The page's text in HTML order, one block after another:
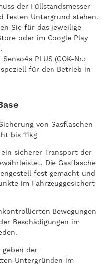
der Füllstandsmesser
festen Untergrund stehen.
Sie für das jeweilige
oder im Google Play
PLUS (GOK-Nr.:
für den Betrieb in
von Gasflaschen
bis 11kg
sicherer Transport der
Die Gasflasche
fest gemacht und
im Fahrzeuggesichert
Bewegungen
Beschädigungen im
geben der
Untergründen im